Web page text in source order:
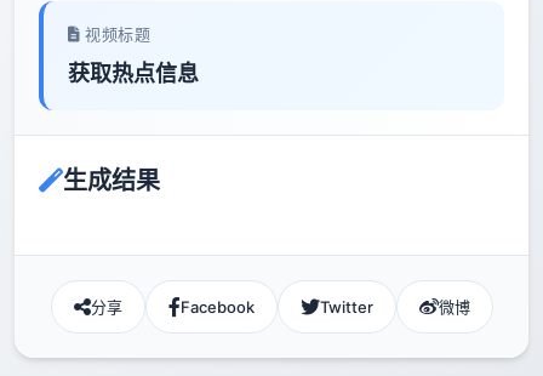
视频标题
获取热点信息
生成结果
分享 Facebook Twitter 微博